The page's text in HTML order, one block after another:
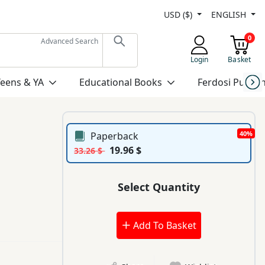
USD ($) ENGLISH
Advanced Search
Login
0
Basket
& YA Educational Books Ferdosi
40%
Paperback
33.26 $ 19.96 $
Select Quantity
Add To Basket